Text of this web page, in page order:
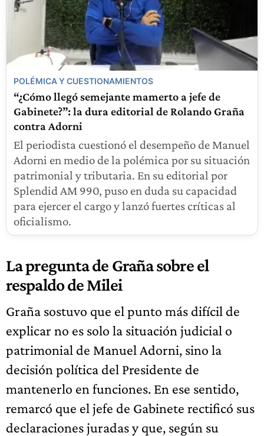
POLÉMICA Y CUESTIONAMIENTOS
“¿Cómo llegó semejante mamerto a jefe de
Gabinete?”: la dura editorial de Rolando Graña
contra Adorni
El periodista cuestionó el desempeño de Manuel
Adorni en medio de la polémica por su situación
patrimonial y tributaria. En su editorial por
Splendid AM 990, puso en duda su capacidad
para ejercer el cargo y lanzó fuertes críticas al
oficialismo.
La pregunta de Graña sobre el
respaldo de Milei
Graña sostuvo que el punto más difícil de
explicar no es solo la situación judicial o
patrimonial de Manuel Adorni, sino la
decisión política del Presidente de
mantenerlo en funciones. En ese sentido,
remarcó que el jefe de Gabinete rectificó sus
declaraciones juradas y que, según su